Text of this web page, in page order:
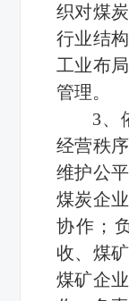
织对煤
行业结
工业布
管理。
3、
经营秩
维护公
煤炭企
协作；
收、煤
煤矿企